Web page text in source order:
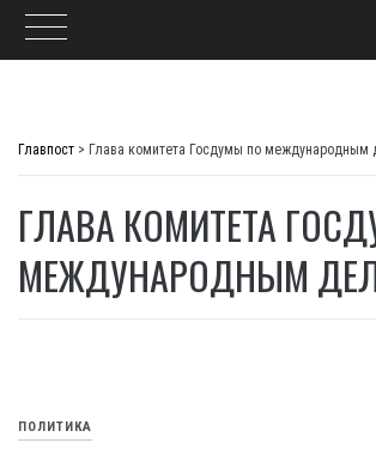
Главпост > Глава комитета Госдумы по международным
ГЛАВА КОМИТЕТА
МЕЖДУНАРОДНЫМ
ПОЛИТИКА